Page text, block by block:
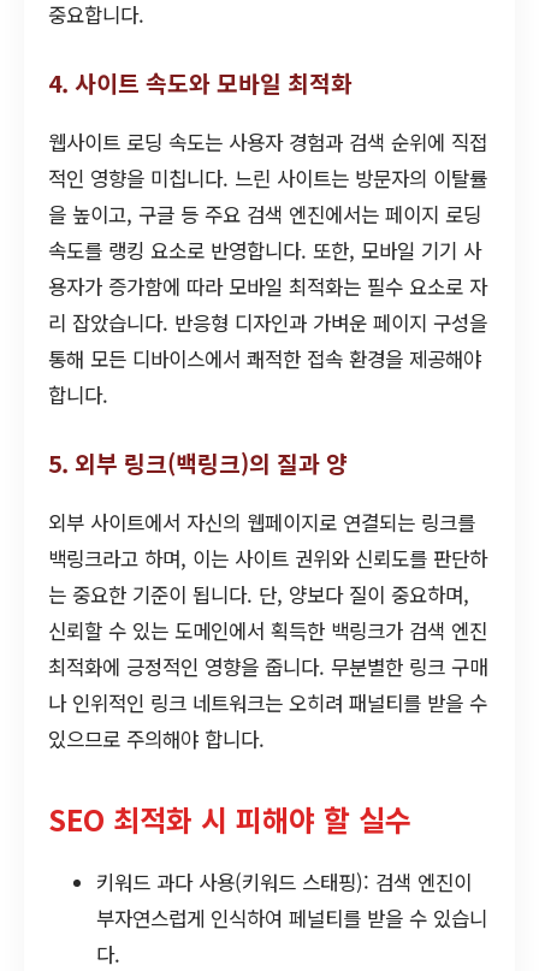
중요합니다.
4. 사이트 속도와 모바일 최적화
웹사이트 로딩 속도는 사용자 경험과 검색 순위에 직접
적인 영향을 미칩니다. 느린 사이트는 방문자의 이탈률
을 높이고, 구글 등 주요 검색 엔진에서는 페이지 로딩
속도를 랭킹 요소로 반영합니다. 또한, 모바일 기기 사
용자가 증가함에 따라 모바일 최적화는 필수 요소로 자
리 잡았습니다. 반응형 디자인과 가벼운 페이지 구성을
통해 모든 디바이스에서 쾌적한 접속 환경을 제공해야
합니다.
5. 외부 링크(백링크)의 질과 양
외부 사이트에서 자신의 웹페이지로 연결되는 링크를
백링크라고 하며, 이는 사이트 권위와 신뢰도를 판단하
는 중요한 기준이 됩니다. 단, 양보다 질이 중요하며,
신뢰할 수 있는 도메인에서 획득한 백링크가 검색 엔진
최적화에 긍정적인 영향을 줍니다. 무분별한 링크 구매
나 인위적인 링크 네트워크는 오히려 패널티를 받을 수
있으므로 주의해야 합니다.
SEO 최적화 시 피해야 할 실수
키워드 과다 사용(키워드 스태핑): 검색 엔진이
부자연스럽게 인식하여 페널티를 받을 수 있습니
다.